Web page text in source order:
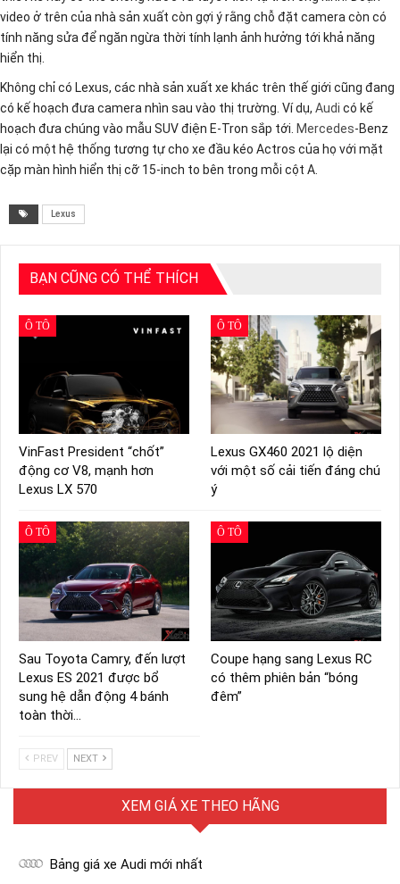
video ở trên của nhà sản xuất còn gợi ý rằng chỗ đặt camera còn có
tính năng sửa để ngăn ngừa thời tính lạnh ảnh hưởng tới khả năng
hiển thị.
Không chỉ có Lexus, các nhà sản xuất xe khác trên thế giới cũng đang
có kế hoạch đưa camera nhìn sau vào thị trường. Ví dụ, Audi có kế
hoạch đưa chúng vào mẫu SUV điện E-Tron sắp tới. Mercedes-Benz
lại có một hệ thống tương tự cho xe đầu kéo Actros của họ với mặt
cặp màn hình hiển thị cỡ 15-inch to bên trong mỗi cột A.
Lexus
BẠN CŨNG CÓ THỂ THÍCH
Ô TÔ
VinFast President “chốt”
động cơ V8, mạnh hơn
Lexus LX 570
Ô TÔ
Lexus GX460 2021 lộ diện
với một số cải tiến đáng chú
ý
Ô TÔ
Sau Toyota Camry, đến lượt
Lexus ES 2021 được bổ
sung hệ dẫn động 4 bánh
toàn thời…
Ô TÔ
Coupe hạng sang Lexus RC
có thêm phiên bản “bóng
đêm”
PREV NEXT
XEM GIÁ XE THEO HÃNG
Bảng giá xe Audi mới nhất